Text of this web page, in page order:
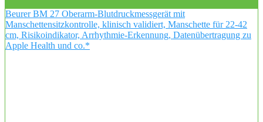
Beurer BM 27 Oberarm-Blutdruckmessgerät mit
Manschettensitzkontrolle, klinisch validiert, Manschette für 22-42
cm, Risikoindikator, Arrhythmie-Erkennung, Datenübertragung zu
Apple Health und co.*